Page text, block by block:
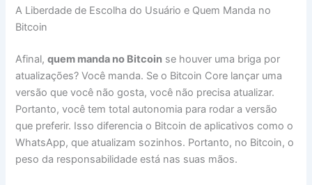
A Liberdade de Escolha do Usuário e Quem Manda no
Bitcoin
Afinal,quem manda no Bitcoin se houver uma briga por
atualizações? Você manda. Se o Bitcoin Core lançar uma
versão que você não gosta, você não precisa atualizar.
Portanto, você tem total autonomia para rodar a versão
que preferir. Isso diferencia o Bitcoin de aplicativos como o
WhatsApp, que atualizam sozinhos. Portanto, no Bitcoin, o
peso da responsabilidade está nas suas mãos.